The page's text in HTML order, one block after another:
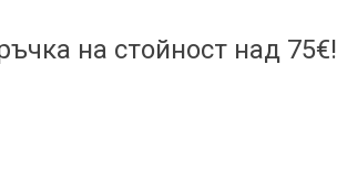
на стойност над 75€!